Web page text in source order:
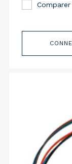
Comparer